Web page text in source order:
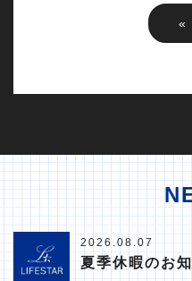
«
2026.08.07
夏季休暇のお